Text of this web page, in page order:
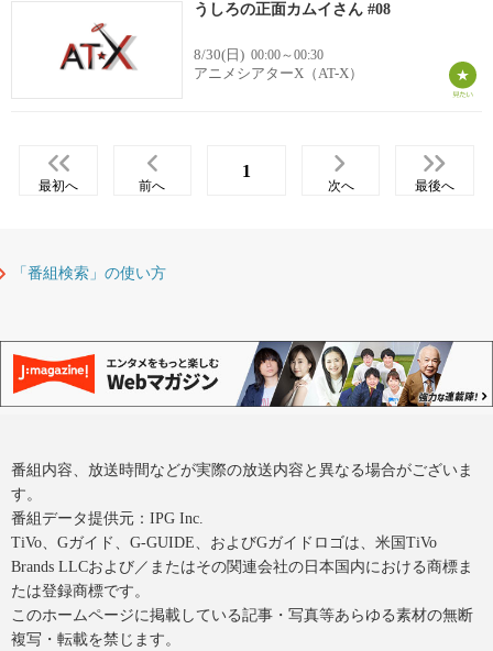
うしろの正面カムイさん #08
8/30(日) 00:00～00:30
アニメシアターX（AT-X）
最初へ 前へ
1
次へ 最後へ
「番組検索」の使い方
番組内容、放送時間などが実際の放送内容と異なる場合がございま
す。
番組データ提供元：IPG Inc.
TiVo、Gガイド、G-GUIDE、およびGガイドロゴは、米国TiVo
Brands LLCおよび／またはその関連会社の日本国内における商標ま
たは登録商標です。
このホームページに掲載している記事・写真等あらゆる素材の無断
複写・転載を禁じます。